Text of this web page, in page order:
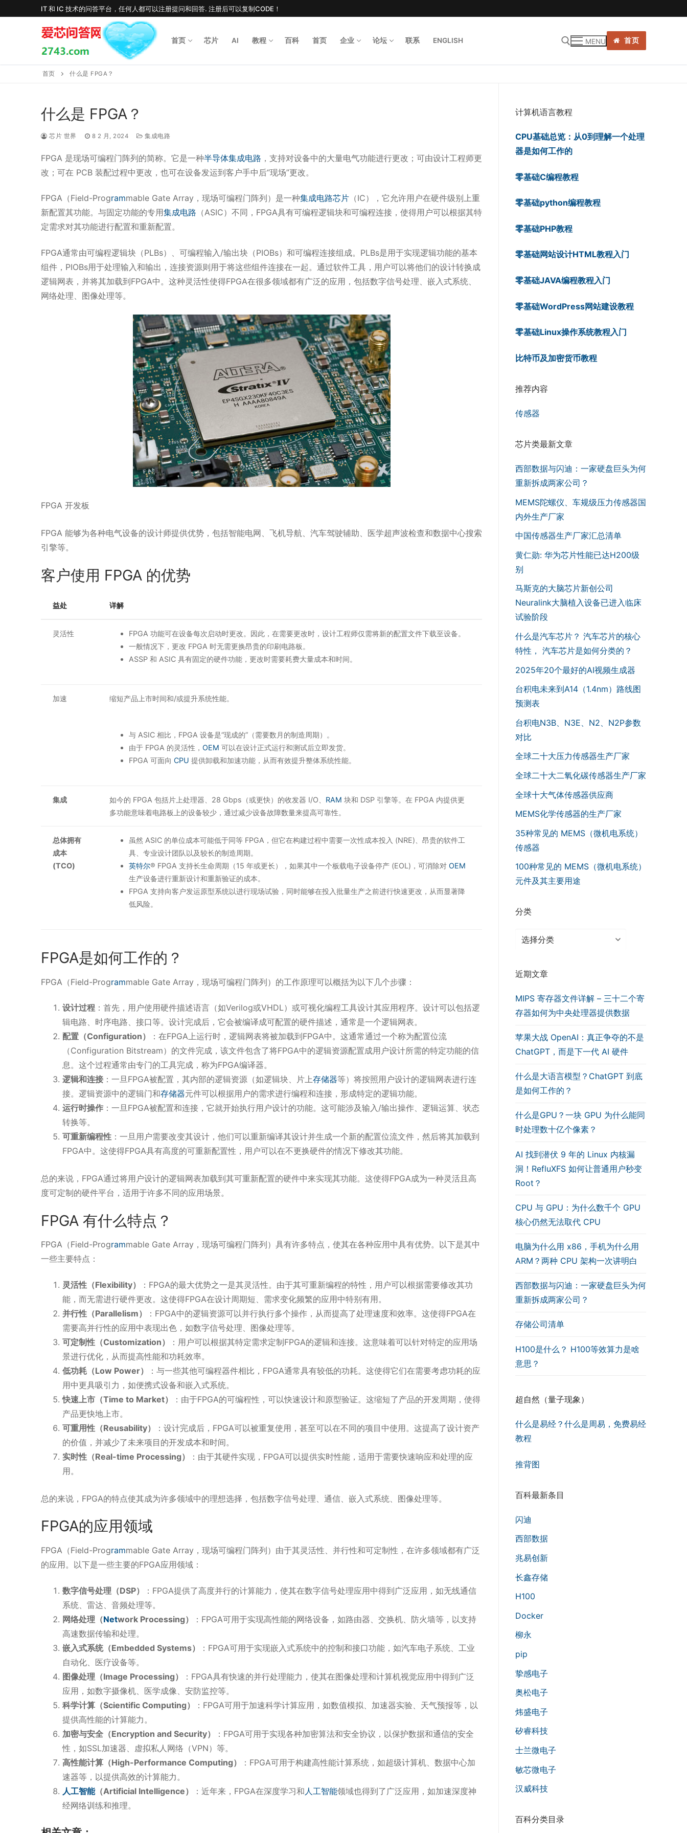
IT 和 IC 技术的问答平台，任何人都可以注册提问和回答. 注册后可以复制CODE！
首页 芯片 AI 教程 百科 首页 企业 论坛 联系 ENGLISH MENU 首页
首页 什么是 FPGA？
什么是 FPGA？
芯片 世界 8 2 月, 2024 集成电路
FPGA 是现场可编程门阵列的简称。它是一种半导体集成电路 ，支持对设备中的大量电气功能进行更改；可由设计工程师更
改；可在 PCB 装配过程中更改，也可在设备发运到客户手中后“现场”更改。
FPGA（Field-Programmable Gate Array，现场可编程门阵列）是一种集成电路芯片 （IC），它允许用户在硬件级别上重
新配置其功能。与固定功能的专用集成电路 （ASIC）不同，FPGA具有可编程逻辑块和可编程连接，使得用户可以根据其特
定需求对其功能进行配置和重新配置。
FPGA通常由可编程逻辑块（PLBs）、可编程输入/输出块（PIOBs）和可编程连接组成。PLBs是用于实现逻辑功能的基本
组件，PIOBs用于处理输入和输出，连接资源则用于将这些组件连接在一起。通过软件工具，用户可以将他们的设计转换成
逻辑网表，并将其加载到FPGA中。这种灵活性使得FPGA在很多领域都有广泛的应用，包括数字信号处理、嵌入式系统、
网络处理、图像处理等。
FPGA 开发板
FPGA 能够为各种电气设备的设计师提供优势，包括智能电网、飞机导航、汽车驾驶辅助、医学超声波检查和数据中心搜索
引擎等。
客户使用 FPGA 的优势
益处 详解
灵活性
FPGA 功能可在设备每次启动时更改。因此，在需要更改时，设计工程师仅需将新的配置文件下载至设备。
一般情况下，更改 FPGA 时无需更换昂贵的印刷电路板。
ASSP 和 ASIC 具有固定的硬件功能，更改时需要耗费大量成本和时间。
加速 缩短产品上市时间和/或提升系统性能。
与 ASIC 相比，FPGA 设备是“现成的”（需要数月的制造周期）。
由于 FPGA 的灵活性， OEM 可以在设计正式运行和测试后立即发货。
FPGA 可面向 CPU 提供卸载和加速功能，从而有效提升整体系统性能。
集成 如今的 FPGA 包括片上处理器、28 Gbps（或更快）的收发器 I/O、 RAM 块和 DSP 引擎等。在 FPGA 内提供更
多功能意味着电路板上的设备较少，通过减少设备故障数量来提高可靠性。
总体拥有
成本
(TCO)
虽然 ASIC 的单位成本可能低于同等 FPGA，但它在构建过程中需要一次性成本投入 (NRE)、昂贵的软件工
具、专业设计团队以及较长的制造周期。
英特尔® FPGA 支持长生命周期（15 年或更长），如果其中一个板载电子设备停产 (EOL)，可消除对 OEM
生产设备进行重新设计和重新验证的成本。
FPGA 支持向客户发运原型系统以进行现场试验，同时能够在投入批量生产之前进行快速更改，从而显著降
低风险。
FPGA是如何工作的？
FPGA（Field-Programmable Gate Array，现场可编程门阵列）的工作原理可以概括为以下几个步骤：
设计过程：首先，用户使用硬件描述语言（如Verilog或VHDL）或可视化编程工具设计其应用程序。设计可以包括逻
辑电路、时序电路、接口等。设计完成后，它会被编译成可配置的硬件描述，通常是一个逻辑网表。
配置（Configuration）
：在FPGA上运行时，逻辑网表将被加载到FPGA中。这通常通过一个称为配置位流
（Configuration Bitstream）的文件完成，该文件包含了将FPGA中的逻辑资源配置成用户设计所需的特定功能的信
息。这个过程通常由专门的工具完成，称为FPGA编译器。
逻辑和连接：一旦FPGA被配置，其内部的逻辑资源（如逻辑块、片上存储器等）将按照用户设计的逻辑网表进行连
接。逻辑资源中的逻辑门和存储器元件可以根据用户的需求进行编程和连接，形成特定的逻辑功能。
运行时操作：一旦FPGA被配置和连接，它就开始执行用户设计的功能。这可能涉及输入/输出操作、逻辑运算、状态
转换等。
可重新编程性：一旦用户需要改变其设计，他们可以重新编译其设计并生成一个新的配置位流文件，然后将其加载到
FPGA中。这使得FPGA具有高度的可重新配置性，用户可以在不更换硬件的情况下修改其功能。
总的来说，FPGA通过将用户设计的逻辑网表加载到其可重新配置的硬件中来实现其功能。这使得FPGA成为一种灵活且高
度可定制的硬件平台，适用于许多不同的应用场景。
FPGA 有什么特点？
FPGA（Field-Programmable Gate Array，现场可编程门阵列）具有许多特点，使其在各种应用中具有优势。以下是其中
一些主要特点：
灵活性（Flexibility）
：FPGA的最大优势之一是其灵活性。由于其可重新编程的特性，用户可以根据需要修改其功
能，而无需进行硬件更改。这使得FPGA在设计周期短、需求变化频繁的应用中特别有用。
并行性（Parallelism）
：FPGA中的逻辑资源可以并行执行多个操作，从而提高了处理速度和效率。这使得FPGA在
需要高并行性的应用中表现出色，如数字信号处理、图像处理等。
可定制性（Customization）
：用户可以根据其特定需求定制FPGA的逻辑和连接。这意味着可以针对特定的应用场
景进行优化，从而提高性能和功耗效率。
低功耗（Low Power）
：与一些其他可编程器件相比，FPGA通常具有较低的功耗。这使得它们在需要考虑功耗的应
用中更具吸引力，如便携式设备和嵌入式系统。
快速上市（Time to Market）
：由于FPGA的可编程性，可以快速设计和原型验证。这缩短了产品的开发周期，使得
产品更快地上市。
可重用性（Reusability）
：设计完成后，FPGA可以被重复使用，甚至可以在不同的项目中使用。这提高了设计资产
的价值，并减少了未来项目的开发成本和时间。
实时性（Real-time Processing）
：由于其硬件实现，FPGA可以提供实时性能，适用于需要快速响应和处理的应
用。
总的来说，FPGA的特点使其成为许多领域中的理想选择，包括数字信号处理、通信、嵌入式系统、图像处理等。
FPGA的应用领域
FPGA（Field-Programmable Gate Array，现场可编程门阵列）由于其灵活性、并行性和可定制性，在许多领域都有广泛
的应用。以下是一些主要的FPGA应用领域：
数字信号处理（DSP）
：FPGA提供了高度并行的计算能力，使其在数字信号处理应用中得到广泛应用，如无线通信
系统、雷达、音频处理等。
网络处理（Network Processing）
：FPGA可用于实现高性能的网络设备，如路由器、交换机、防火墙等，以支持
高速数据传输和处理。
嵌入式系统（Embedded Systems）
：FPGA可用于实现嵌入式系统中的控制和接口功能，如汽车电子系统、工业
自动化、医疗设备等。
图像处理（Image Processing）
：FPGA具有快速的并行处理能力，使其在图像处理和计算机视觉应用中得到广泛
应用，如数字摄像机、医学成像、安防监控等。
科学计算（Scientific Computing）
：FPGA可用于加速科学计算应用，如数值模拟、加速器实验、天气预报等，以
提供高性能的计算能力。
加密与安全（Encryption and Security）
：FPGA可用于实现各种加密算法和安全协议，以保护数据和通信的安全
性，如SSL加速器、虚拟私人网络（VPN）等。
高性能计算（High-Performance Computing）
：FPGA可用于构建高性能计算系统，如超级计算机、数据中心加
速器等，以提供高效的计算能力。
人工智能（Artificial Intelligence） ：近年来，FPGA在深度学习和 人工智能领域也得到了广泛应用，如加速深度神
经网络训练和推理。
计算机语言教程
CPU基础总览：从0到理解一个处理
器是如何工作的
零基础C编程教程
零基础python编程教程
零基础PHP教程
零基础网站设计HTML教程入门
零基础JAVA编程教程入门
零基础WordPress网站建设教程
零基础Linux操作系统教程入门
比特币及加密货币教程
推荐内容
传感器
芯片类最新文章
西部数据与闪迪：一家硬盘巨头为何
重新拆成两家公司？
MEMS陀螺仪、车规级压力传感器国
内外生产厂家
中国传感器生产厂家汇总清单
黄仁勋: 华为芯片性能已达H200级
别
马斯克的大脑芯片新创公司
Neuralink大脑植入设备已进入临床
试验阶段
什么是汽车芯片？ 汽车芯片的核心
特性， 汽车芯片是如何分类的？
2025年20个最好的AI视频生成器
台积电未来到A14（1.4nm）路线图
预测表
台积电N3B、N3E、N2、N2P参数
对比
全球二十大压力传感器生产厂家
全球二十大二氧化碳传感器生产厂家
全球十大气体传感器供应商
MEMS化学传感器的生产厂家
35种常见的 MEMS（微机电系统）
传感器
100种常见的 MEMS（微机电系统）
元件及其主要用途
分类
分
近期文章
MIPS 寄存器文件详解 – 三十二个寄
存器如何为中央处理器提供数据
苹果大战 OpenAI：真正争夺的不是
ChatGPT，而是下一代 AI 硬件
什么是大语言模型？ChatGPT 到底
是如何工作的？
什么是GPU？一块 GPU 为什么能同
时处理数十亿个像素？
AI 找到潜伏 9 年的 Linux 内核漏
洞！RefluXFS 如何让普通用户秒变
Root？
CPU 与 GPU：为什么数千个 GPU
核心仍然无法取代 CPU
电脑为什么用 x86，手机为什么用
ARM？两种 CPU 架构一次讲明白
西部数据与闪迪：一家硬盘巨头为何
重新拆成两家公司？
存储公司清单
H100是什么？ H100等效算力是啥
意思？
超自然（量子现象）
什么是易经？什么是周易，免费易经
教程
推背图
百科最新条目
闪迪
西部数据
兆易创新
长鑫存储
H100
Docker
柳永
pip
挚感电子
奥松电子
炜盛电子
矽睿科技
士兰微电子
敏芯微电子
汉威科技
百科分类目录